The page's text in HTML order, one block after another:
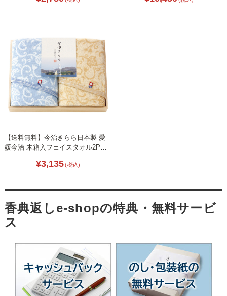
【送料無料】今治きらら日本製 愛
媛今治 木箱入フェイスタオル2P
¥3,135(税込)
香典返しe-shopの特典・無料サービ
ス